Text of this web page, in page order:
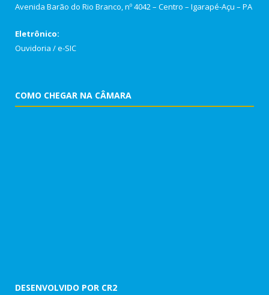
Avenida Barão do Rio Branco, nº 4042 – Centro – Igarapé-Açu – PA
Eletrônico:
Ouvidoria /e-SIC
COMO CHEGAR NA CÂMARA
DESENVOLVIDO POR CR2